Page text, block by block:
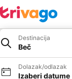
Destinacija
Beč
Dolazak/odlazak
Izaberi datume